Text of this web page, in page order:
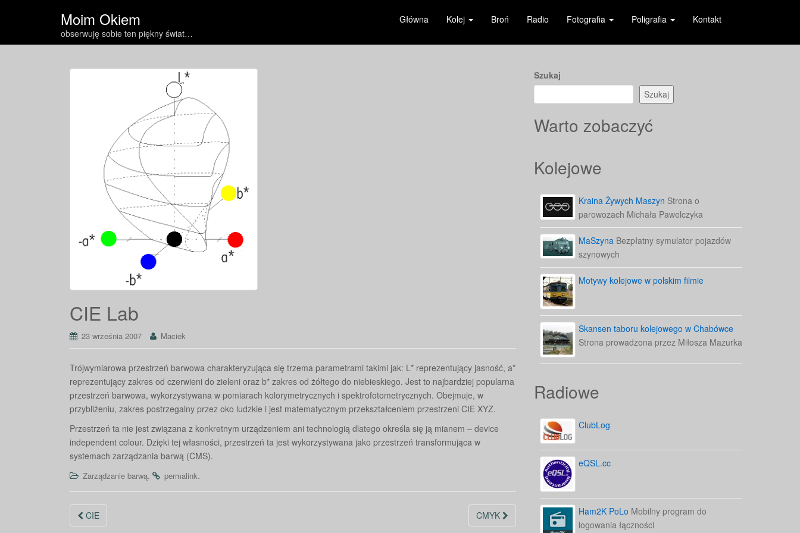
Moim Okiem
obserwuję sobie ten piękny świat…
Główna Kolej Broń Radio Fotografia Poligrafia Kontakt
CIE Lab
23 września 2007 Maciek
Trójwymiarowa przestrzeń barwowa charakteryzująca się trzema parametrami takimi jak: L* reprezentujący jasność, a*
reprezentujący zakres od czerwieni do zieleni oraz b* zakres od żółtego do niebieskiego. Jest to najbardziej popularna
przestrzeń barwowa, wykorzystywana w pomiarach kolorymetrycznych i spektrofotometrycznych. Obejmuje, w
przybliżeniu, zakres postrzegalny przez oko ludzkie i jest matematycznym przekształceniem przestrzeni CIE XYZ.
Przestrzeń ta nie jest związana z konkretnym urządzeniem ani technologią dlatego określa się ją mianem – device
independent colour. Dzięki tej własności, przestrzeń ta jest wykorzystywana jako przestrzeń transformująca w
systemach zarządzania barwą (CMS).
Zarządzanie barwą. permalink.
Nawigacja
CIE CMYK
Szukaj
Szukaj
Warto zobaczyć
Kolejowe
Kraina Żywych Maszyn Strona o
parowozach Michała Pawelczyka
MaSzyna Bezpłatny symulator pojazdów
szynowych
Motywy kolejowe w polskim filmie
Skansen taboru kolejowego w Chabówce
Strona prowadzona przez Miłosza Mazurka
Radiowe
ClubLog
eQSL.cc
Ham2K PoLo Mobilny program do
logowania łączności